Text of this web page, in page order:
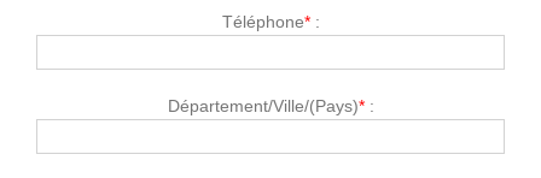
Téléphone*:
Département/Ville/(Pays)*: